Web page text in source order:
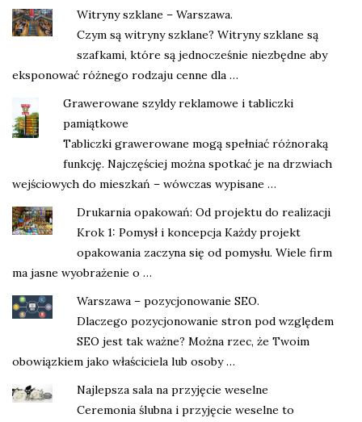
Witryny szklane – Warszawa.
Czym są witryny szklane? Witryny szklane są
szafkami, które są jednocześnie niezbędne aby
eksponować różnego rodzaju cenne dla …
Grawerowane szyldy reklamowe i tabliczki
pamiątkowe
Tabliczki grawerowane mogą spełniać różnoraką
funkcję. Najczęściej można spotkać je na drzwiach
wejściowych do mieszkań – wówczas wypisane …
Drukarnia opakowań: Od projektu do realizacji
Krok 1: Pomysł i koncepcja Każdy projekt
opakowania zaczyna się od pomysłu. Wiele firm
ma jasne wyobrażenie o …
Warszawa – pozycjonowanie SEO.
Dlaczego pozycjonowanie stron pod względem
SEO jest tak ważne? Można rzec, że Twoim
obowiązkiem jako właściciela lub osoby …
Najlepsza sala na przyjęcie weselne
Ceremonia ślubna i przyjęcie weselne to